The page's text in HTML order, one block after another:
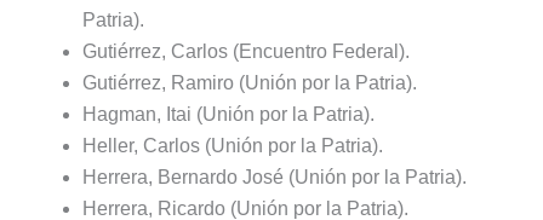
Patria).
Gutiérrez, Carlos (Encuentro Federal).
Gutiérrez, Ramiro (Unión por la Patria).
Hagman, Itai (Unión por la Patria).
Heller, Carlos (Unión por la Patria).
Herrera, Bernardo José (Unión por la Patria).
Herrera, Ricardo (Unión por la Patria).